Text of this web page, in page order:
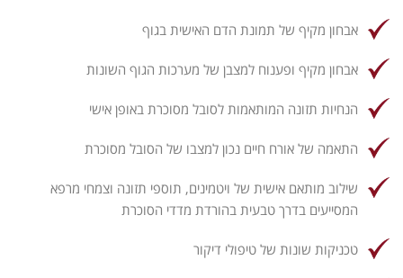
אבחון מקיף של תמונת הדם האישית בגוף
אבחון מקיף ופענוח למצבן של מערכות הגוף השונות
הנחיות תזונה המותאמות לסובל מסוכרת באופן אישי
התאמה של אורח חיים נכון למצבו של הסובל מסוכרת
שילוב מותאם אישית של ויטמינים, תוספי תזונה וצמחי מרפא
המסייעים בדרך טבעית בהורדת מדדי הסוכרת
טכניקות שונות של טיפולי דיקור